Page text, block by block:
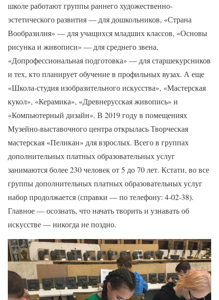
школе работают группы раннего художественно-
эстетического развития — для дошкольников, «Страна
Вообразилия» — для учащихся младших классов, «Основы
рисунка и живописи» — для среднего звена,
«Допрофессиональная подготовка» — для старшекурсников
и тех, кто планирует обучение в профильных вузах. А еще
«Школа-студия изобразительного искусства», «Мастерская
кукол», «Керамика», «Древнерусская живопись» и
«Компьютерный дизайн». В 2019 году в помещениях
Музейно-выставочного центра открылась Творческая
мастерская «Пеликан» для взрослых. Всего в группах
дополнительных платных образовательных услуг
занимаются более 230 человек от 5 до 70 лет. Кстати, во все
группы дополнительных платных образовательных услуг
набор продолжается (справки — по телефону: 4-02-38).
Главное — осознать, что начать творить и узнавать об
искусстве — никогда не поздно.